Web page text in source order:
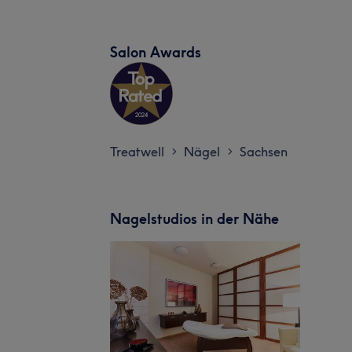
Salon Awards
Treatwell > Nägel > Sachsen
Nagelstudios in der Nähe